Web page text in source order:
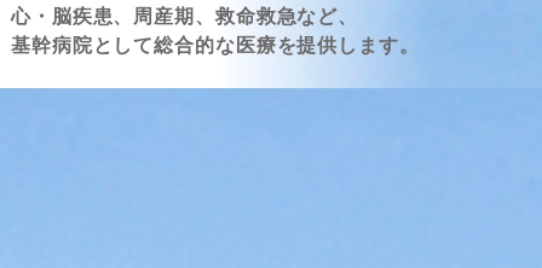
心・脳疾患、周産期、救命救急など、
基幹病院として総合的な医療を提供します。